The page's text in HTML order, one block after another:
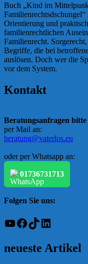
Buch „Kind im
Orientierung und
familienrechtlichen
Familienrecht.
Begriffe, die bei
auslösen. Doch wer die
vor dem System.
Kontakt
Beratungsanfragen bitte
per Mail an:
beratung@vaterlos.eu
oder per Whatsapp an:
01736731713
Folgen Sie uns:
YouTube
Facebook
TikTokLinkedIn
neueste Artikel